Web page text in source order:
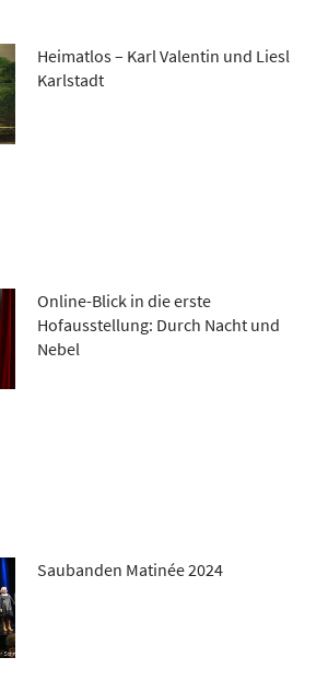
Heimatlos – Karl Valentin und Liesl
Karlstadt
Online-Blick in die erste
Hofausstellung: Durch Nacht und
Nebel
Saubanden Matinée 2024